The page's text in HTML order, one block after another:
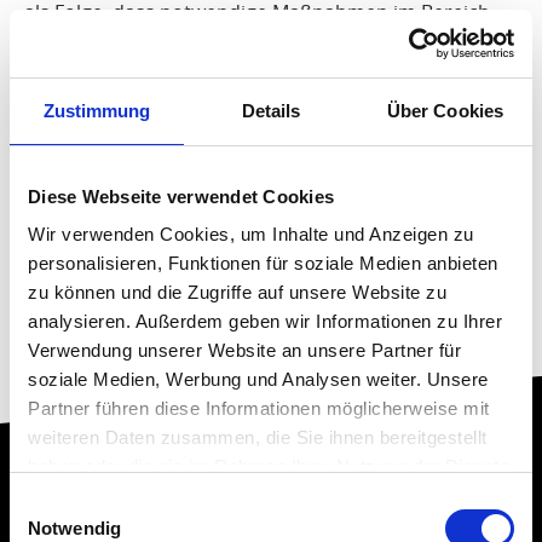
Zustimmung Details Über Cookies
Diese Webseite verwendet Cookies
Wir verwenden Cookies, um Inhalte und Anzeigen zu
personalisieren, Funktionen für soziale Medien anbieten
zu können und die Zugriffe auf unsere Website zu
analysieren. Außerdem geben wir Informationen zu Ihrer
Verwendung unserer Website an unsere Partner für
soziale Medien, Werbung und Analysen weiter. Unsere
Partner führen diese Informationen möglicherweise mit
weiteren Daten zusammen, die Sie ihnen bereitgestellt
Notwendig
als Folge, dass notwendige Maßnahmen im Bereich
Dünger, Pflanzenschutz und anderen notwendigen
können. Zudem dient die Bonitur als Grundlage der
Bodenzahl und der Schätzung des Wertes.